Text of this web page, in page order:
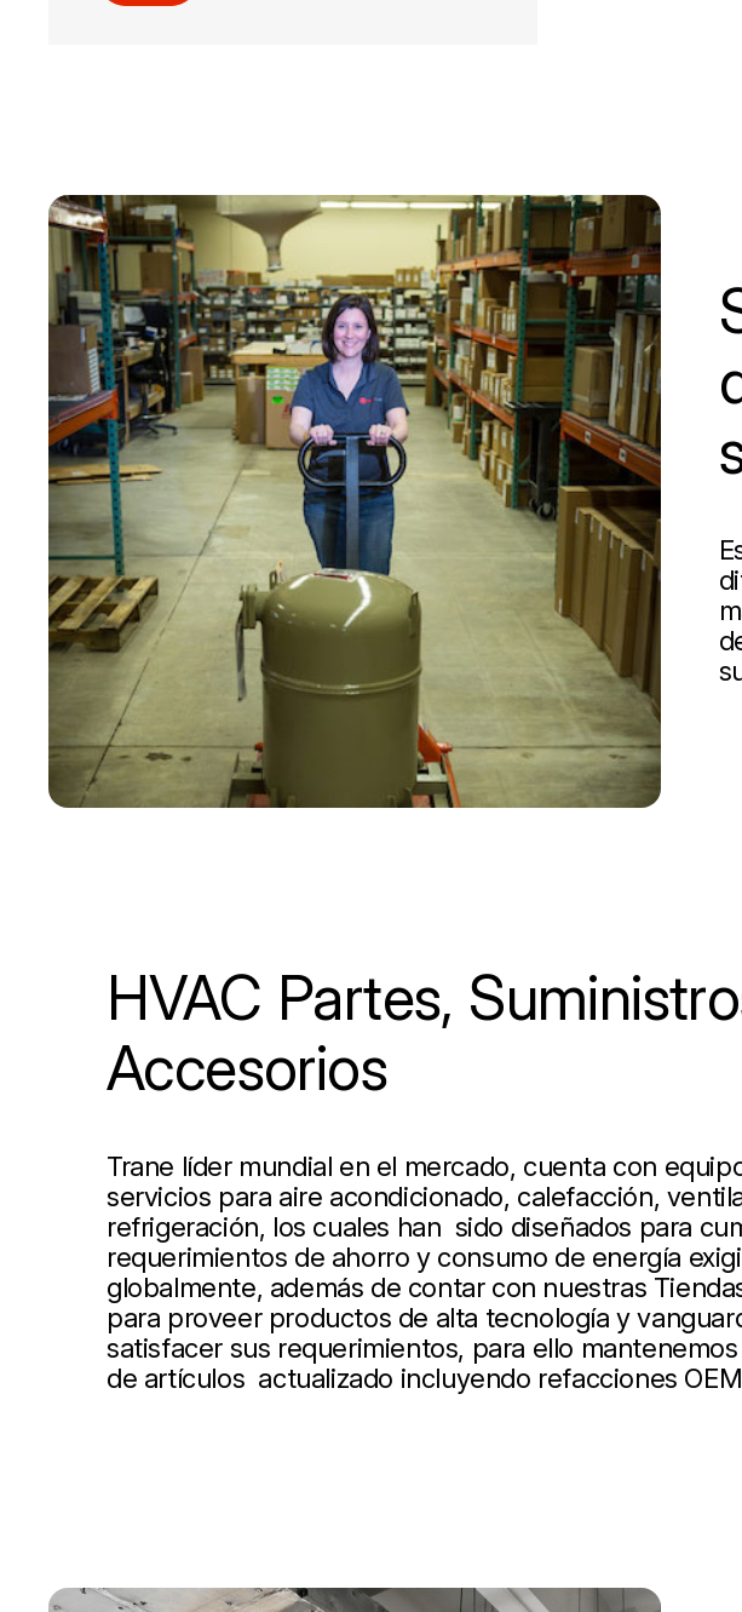
HVAC Partes,
Accesorios
Trane líder mundial en el mercado, cuenta con
servicios para aire acondicionado, calefacción,
refrigeración, los cuales han sido diseñados para
requerimientos de ahorro y consumo de energía
globalmente, además de contar con nuestras
para proveer productos de alta tecnología y
satisfacer sus requerimientos, para ello
de artículos actualizado incluyendo refacciones